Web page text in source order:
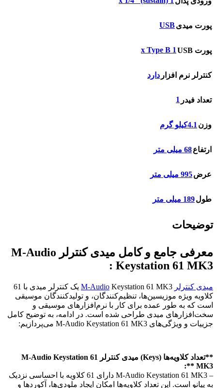
پورت میدیUSB
پورت USB 1 x Type B
کنترلر نرم افزار دارد
تعداد فیدر 1
وزن 4.1کیلو گرم
ارتفاع68 میلی متر
عرض995 میلی متر
طول189 میلی متر
توضیحات
معرفی جامع و کامل میدی کنترلر M-Audio
Keystation 61 MK3 :
میدی کنترلر M-Audio
Keystation 61 MK3 یک کنترلر میدی با 61
کلاویه ویژه موزیسین‌ها، تنظیم‌کنندگان، و تولید‌کنندگان موسیقی
است که به طور عمده برای کار با نرم‌افزارهای موسیقی و
سخت‌افزارهای میدی طراحی شده است. در ادامه، به توضیح کامل
جزییات و ویژگی‌های M-Audio Keystation 61 MK3 می‌پردازیم:
**تعداد کلاویه‌ها (Keys) میدی کنترلر M-Audio Keystation 61
MK3 **:
– M-Audio Keystation 61 MK3 دارای 61 کلاویه با احساسی نزدیک
به پیانو است. این تعداد کلاویه‌ها امکان ایجاد ملودی‌ها، آکوردها و